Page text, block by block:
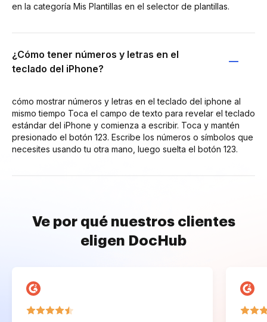
en la categoría Mis Plantillas en el selector de plantillas.
¿Cómo tener números y letras en el
teclado del iPhone?
cómo mostrar números y letras en el teclado del iphone al
mismo tiempo Toca el campo de texto para revelar el teclado
estándar del iPhone y comienza a escribir. Toca y mantén
presionado el botón 123. Escribe los números o símbolos que
necesites usando tu otra mano, luego suelta el botón 123.
Ve por qué nuestros clientes
eligen DocHub